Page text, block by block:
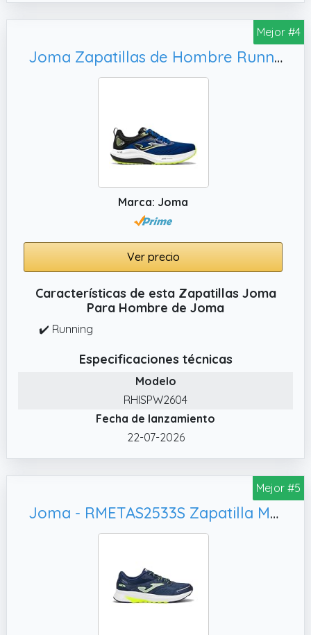
Mejor #4
Joma Zapatillas de Hombre Running Hispalis 2604 Royal (Sistema Tallas Calzado EU, 43)
Marca: Joma
Ver precio
Características de esta Zapatillas Joma
Para Hombre de Joma
✔️ Running
Especificaciones técnicas
Modelo
RHISPW2604
Fecha de lanzamiento
22-07-2026
Mejor #5
Joma - RMETAS2533S Zapatilla Meta para Correr DE Hombre para: Hombre Color: Blue Talla: 41